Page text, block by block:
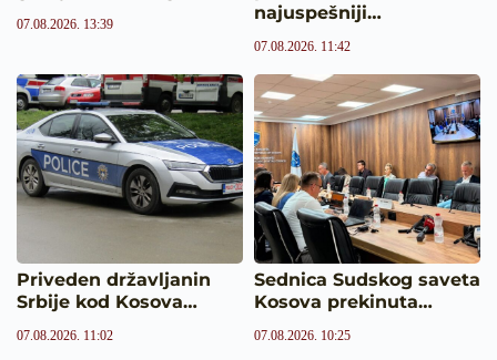
07.08.2026. 13:39
najuspešniji…
07.08.2026. 11:42
Priveden državljanin
Srbije kod Kosova…
07.08.2026. 11:02
Sednica Sudskog saveta
Kosova prekinuta…
07.08.2026. 10:25